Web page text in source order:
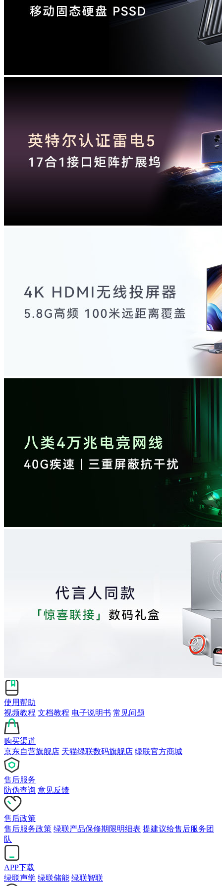
使用帮助
视频教程 文档教程 电子说明书 常见问题
购买渠道
京东自营旗舰店 天猫绿联数码旗舰店 绿联官方商城
售后服务
防伪查询 意见反馈
售后政策
售后服务政策 绿联产品保修期限明细表 提建议给售后服务团
队
APP下载
绿联声学 绿联储能 绿联智联